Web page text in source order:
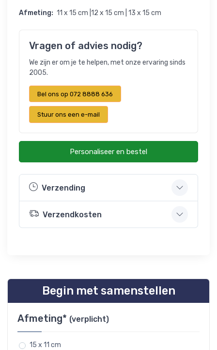
Afmeting: 11 x 15 cm |12 x 15 cm | 13 x 15 cm
Vragen of advies nodig?
We zijn er om je te helpen, met onze ervaring sinds
2005.
Bel ons op 072 8888 636
Stuur ons een e-mail
Personaliseer en bestel
Verzending
Verzendkosten
Begin met samenstellen
Afmeting* (verplicht)
15 x 11 cm